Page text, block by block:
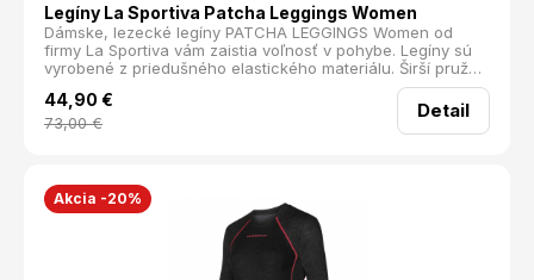
Legíny La Sportiva Patcha Leggings Women
Dámske, lezecké legíny PATCHA LEGGINGS Women od
firmy La Sportiva vám zaistia voľnosť v pohybe. Legíny sú
vyrobené z priedušného elastického materiálu. Širší pružný
pás skvele sadne. Jednoduchý strih neobmedzuje v
pohybe. Ideálne na lezenie, voľný čas alebo napríklad na
lekciu jogy. recyklovaný materiál priedušné širší pás
Materiál: 90% Recyklovaný polyester, 10% Elastan
44,90 €
73,00€
Detail
Akcia -20%